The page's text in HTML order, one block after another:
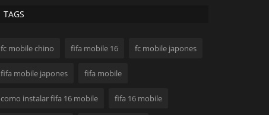
TAGS
fc mobile chino fifa mobile 16 fc mobile japones
fifa mobile japones fifa mobile
como instalar fifa 16 mobile fifa 16 mobile